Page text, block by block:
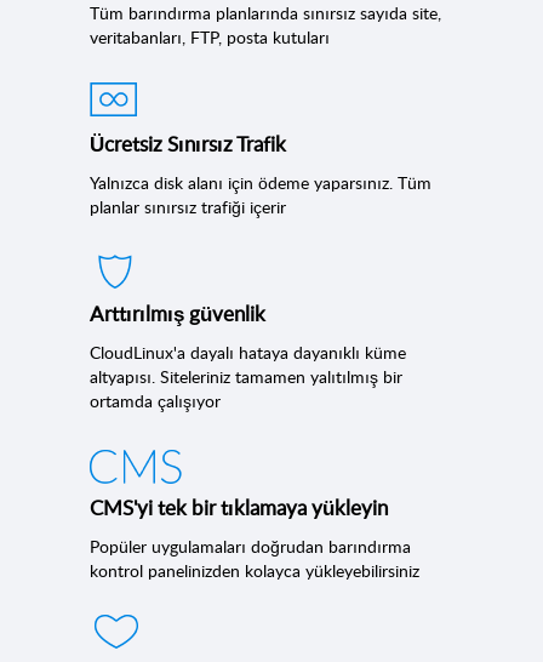
Tüm barındırma planlarında sınırsız sayıda site,
veritabanları, FTP, posta kutuları
Ücretsiz Sınırsız Trafik
Yalnızca disk alanı için ödeme yaparsınız. Tüm
planlar sınırsız trafiği içerir
Arttırılmış güvenlik
CloudLinux'a dayalı hataya dayanıklı küme
altyapısı. Siteleriniz tamamen yalıtılmış bir
ortamda çalışıyor
CMS'yi tek bir tıklamaya yükleyin
Popüler uygulamaları doğrudan barındırma
kontrol panelinizden kolayca yükleyebilirsiniz